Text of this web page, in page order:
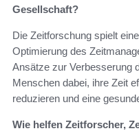
Gesellschaft?
Die Zeitforschung spielt
Optimierung des
Ansätze zur Verbesserung
Menschen dabei, ihre Zeit
reduzieren und eine
Wie helfen Zeitforscher,